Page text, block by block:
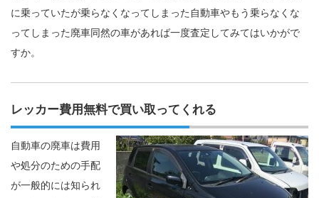
に乗っていたが乗らなくなってしまった自動車やもう乗らなくな
ってしまった廃車同然の車があれば一度査定してみてはいかがで
すか。
レッカー費用無料で買い取ってくれる
自動車の廃車は費用
や処分のための手配
が一般的には知られ